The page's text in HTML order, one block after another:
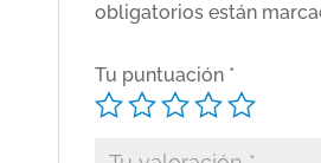
obligatorios están
Tu puntuación *